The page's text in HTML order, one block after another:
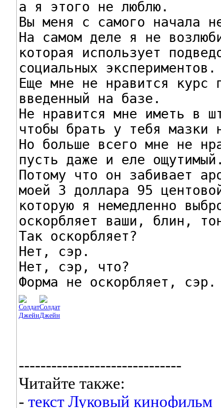
а я этого не люблю.
Вы меня с самого начала
На самом деле я не
которая использует
социальных экспериментов.
Еще мне не нравится курс
введенный на базе.
Не нравится мне иметь в
чтобы брать у тебя мазки
Но больше всего мне не
пусть даже и еле
Потому что он забивает
моей 3 доллара 95
которую я немедленно
оскорбляет ваши, блин,
Так оскорбляет?
Нет, сэр.
Нет, сэр, что?
Форма не оскорбляет,
------------------------------
Читайте также:
- текст Луковый кинофильм